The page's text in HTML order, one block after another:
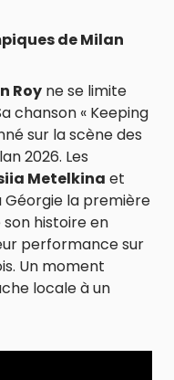
de Milan
Roy ne se limite
chanson « Keeping
sur la scène des
2026. Les
Metelkina et
la première
son histoire en
performance sur
Un moment
locale à un